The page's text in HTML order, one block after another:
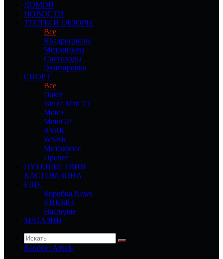
ДОМОЙ
НОВОСТИ
ТЕСТЫ И ОБЗОРЫ
Все
Квадроциклы
Мотоциклы
Снегоходы
Экипировка
СПОРТ
Все
Dakar
Isle of Man TT
MotoE
MotoGP
RSBK
WSBK
Мотокросс
Прочее
ПУТЕШЕСТВИЯ
КАСТОМ ЗОНА
ЕЩЕ
Коробка News
ЛИКБЕЗ
Наследие
МАГАЗИН
Random Article